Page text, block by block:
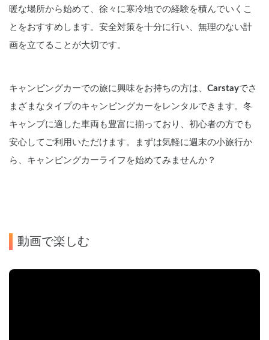
暖な場所から始めて、徐々に寒冷地での経験を積んでいくこ
とをおすすめします。安全対策を十分に行い、無理のない計
画を立てることが大切です。
キャンピングカーでの旅に興味をお持ちの方は、 Carstayでさ
まざまなタイプのキャンピングカーをレンタルできます。冬
キャンプに適した車両も豊富に揃っており、初心者の方でも
安心してご利用いただけます。まずは気軽に週末の小旅行か
ら、キャンピングカーライフを始めてみませんか？
動画で楽しむ